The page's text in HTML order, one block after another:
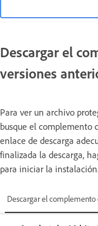
Descargar el
versiones
Para ver un archivo
busque el complemento
enlace de descarga
finalizada la descarga,
para iniciar la instalación.
Descargar el